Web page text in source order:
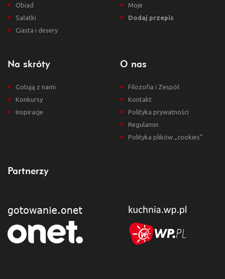
Obiad
Sałatki
Ciasta i desery
Moje
Dodaj przepis
Na skróty
Gotują z nami
Konkursy
Inspiracje
O nas
Filozofia i Zespół
Kontakt
Polityka prywatności
Regulamin
Polityka plików „cookies”
Partnerzy